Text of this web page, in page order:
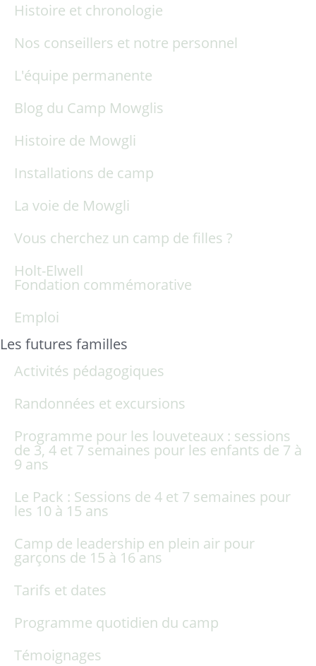
Histoire et chronologie
Nos conseillers et notre personnel
L'équipe permanente
Blog du Camp Mowglis
Histoire de Mowgli
Installations de camp
La voie de Mowgli
Vous cherchez un camp de filles ?
Holt-Elwell
Fondation commémorative
Emploi
Les futures familles
Activités pédagogiques
Randonnées et excursions
Programme pour les louveteaux : sessions
de 3, 4 et 7 semaines pour les enfants de 7 à
9 ans
Le Pack : Sessions de 4 et 7 semaines pour
les 10 à 15 ans
Camp de leadership en plein air pour
garçons de 15 à 16 ans
Tarifs et dates
Programme quotidien du camp
Témoignages